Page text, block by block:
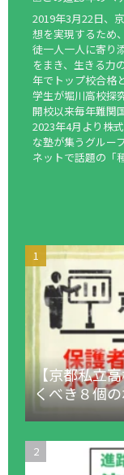
2019年3月22日、
想を実現するため
徒一人一人に寄り
をまき、生きる力
年でトップ校合格
学生が堀川高校探
開校以来毎年難関
2023年4月より株
な塾が集うグルー
ネットで話題の「
【京都私立
くべき８個